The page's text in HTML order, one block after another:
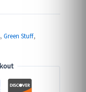
,Green Stuff,